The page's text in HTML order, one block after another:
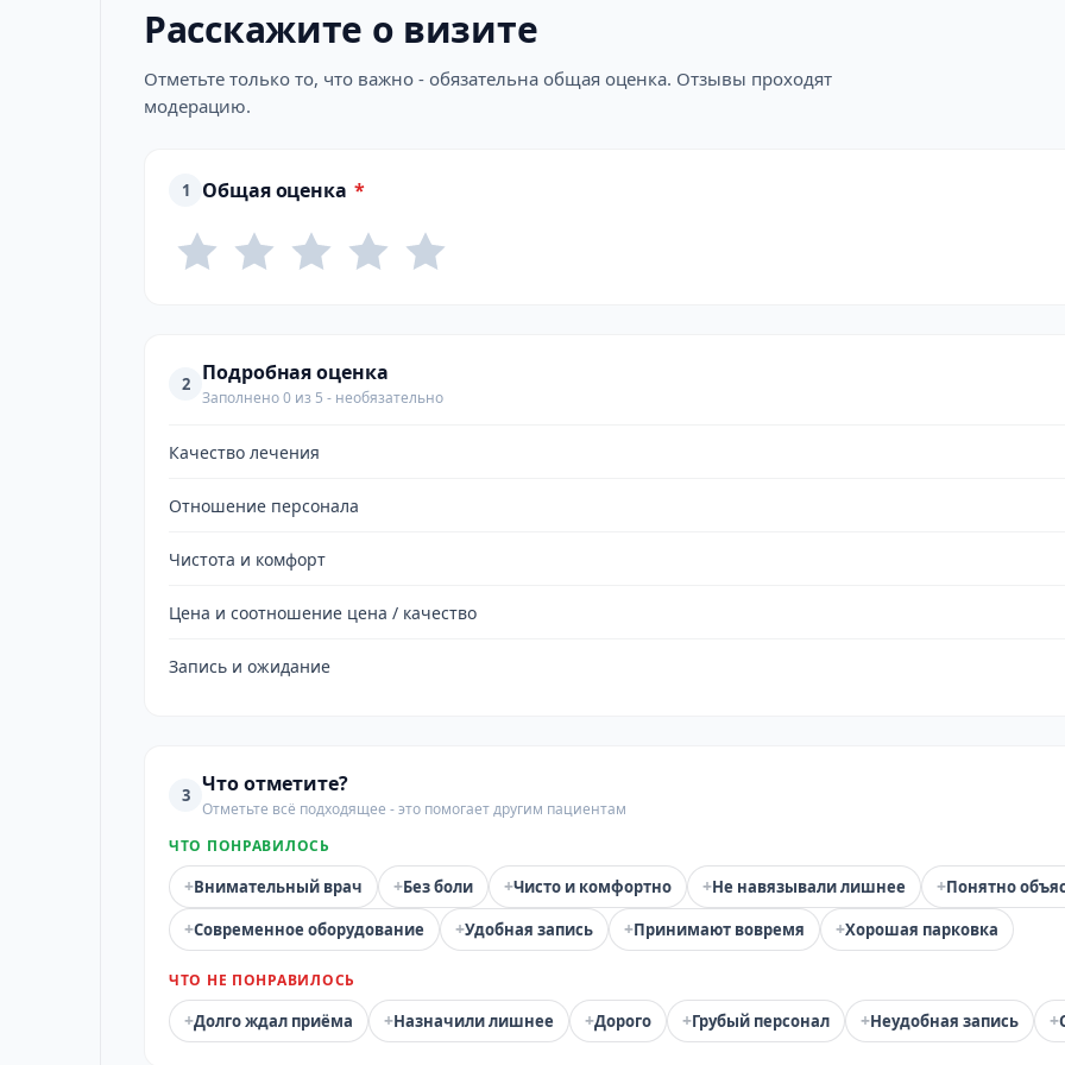
Расскажите о визите
Отметьте только то, что важно - обязательна общая оценка. Отзывы проходят
модерацию.
1 Общая оценка *
2 Подробная оценка
Заполнено 0 из 5 - необязательно
Качество лечения
Отношение персонала
Чистота и комфорт
Цена и соотношение цена / качество
Запись и ожидание
3 Что отметите?
Отметьте всё подходящее - это помогает другим пациентам
ЧТО ПОНРАВИЛОСЬ
+Внимательный врач +Без боли +Чисто и комфортно +Не навязывали лишнее +Понятно
+Современное оборудование +Удобная запись +Принимают вовремя +Хорошая парковка
ЧТО НЕ ПОНРАВИЛОСЬ
+Долго ждал приёма +Назначили лишнее +Дорого +Грубый персонал +Неудобная запись +